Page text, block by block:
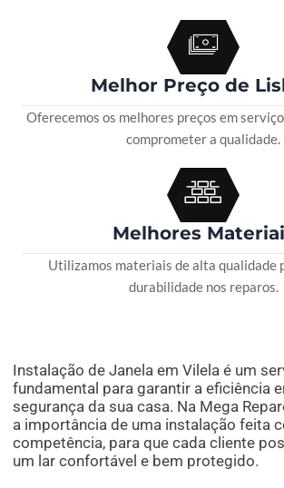
Melhor Preço de
Oferecemos os melhores preços em
comprometer a qualidade.
Melhores
Utilizamos materiais de alta qualidade
durabilidade nos reparos.
Instalação de Janela em Vilela é um
fundamental para garantir a eficiência
segurança da sua casa. Na Mega
a importância de uma instalação feita
competência, para que cada cliente
um lar confortável e bem protegido.